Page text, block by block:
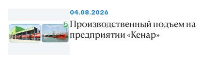
04.08.2026
Производственный подъем на
предприятии «Кенар»